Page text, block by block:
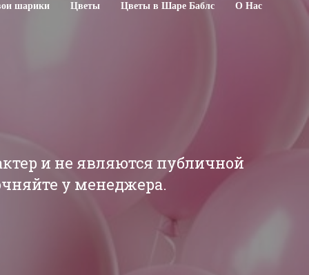
шарики Цветы Цветы в Шаре Баблс О Нас
и не являются публичной
у менеджера.